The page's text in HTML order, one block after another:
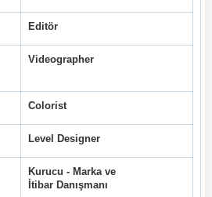
Editör
Videographer
Colorist
Level Designer
Kurucu - Marka ve
İtibar Danışmanı